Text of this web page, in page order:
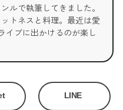
ルで執筆してきました。
トネスと料理。最近は愛
ブに出かけるのが楽し
LINE